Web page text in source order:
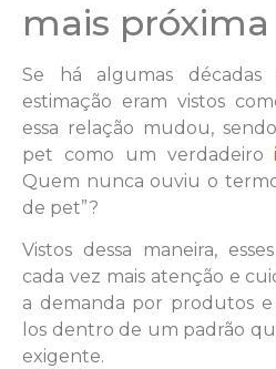
mais próxima
Se há algumas décadas
estimação eram vistos
essa relação mudou,
pet como um verdadeiro
Quem nunca ouviu o
de pet”?
Vistos dessa maneira,
cada vez mais atenção e
a demanda por produtos e
los dentro de um padrão
exigente.